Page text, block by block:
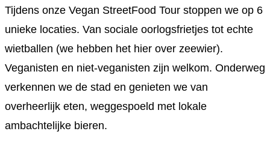
Tijdens onze Vegan StreetFood Tour stoppen we op 6
unieke locaties. Van sociale oorlogsfrietjes tot echte
wietballen (we hebben het hier over zeewier).
Veganisten en niet-veganisten zijn welkom. Onderweg
verkennen we de stad en genieten we van
overheerlijk eten, weggespoeld met lokale
ambachtelijke bieren.